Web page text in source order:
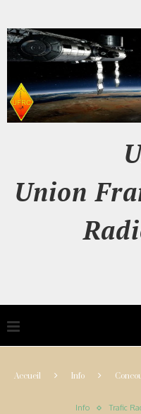
Union
Accueil Info
Info Trafic